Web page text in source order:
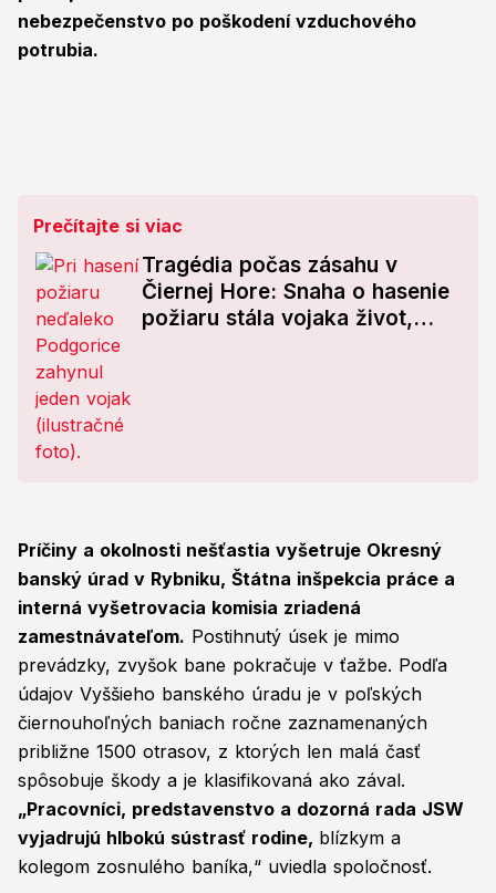
nebezpečenstvo po poškodení vzduchového
potrubia.
Prečítajte si viac
Tragédia počas zásahu v
Čiernej Hore: Snaha o hasenie
požiaru stála vojaka život,
Príčiny a okolnosti nešťastia vyšetruje Okresný
banský úrad v Rybniku, Štátna inšpekcia práce a
interná vyšetrovacia komisia zriadená
zamestnávateľom. Postihnutý úsek je mimo
prevádzky, zvyšok bane pokračuje v ťažbe. Podľa
údajov Vyššieho banského úradu je v poľských
čiernouhoľných baniach ročne zaznamenaných
približne 1500 otrasov, z ktorých len malá časť
spôsobuje škody a je klasifikovaná ako zával.
„Pracovníci, predstavenstvo a dozorná rada JSW
vyjadrujú hlbokú sústrasť rodine, blízkym a
kolegom zosnulého baníka,“ uviedla spoločnosť.